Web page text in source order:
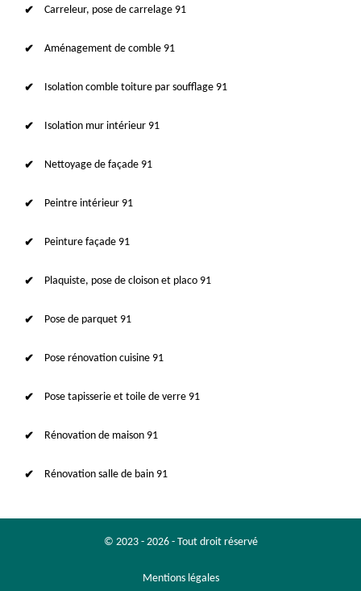
Carreleur, pose de carrelage 91
Aménagement de comble 91
Isolation comble toiture par soufflage 91
Isolation mur intérieur 91
Nettoyage de façade 91
Peintre intérieur 91
Peinture façade 91
Plaquiste, pose de cloison et placo 91
Pose de parquet 91
Pose rénovation cuisine 91
Pose tapisserie et toile de verre 91
Rénovation de maison 91
Rénovation salle de bain 91
© 2023 - 2026 - Tout droit réservé
Mentions légales